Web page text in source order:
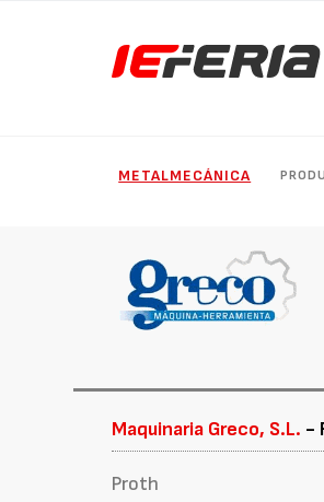
METALMECÁNICA
Maquinaria Greco, S.L. -
Proth